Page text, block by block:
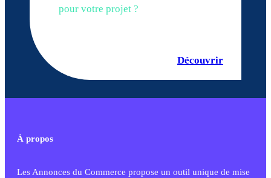
pour votre projet ?
Découvrir
À propos
Les Annonces du Commerce propose un outil unique de mise